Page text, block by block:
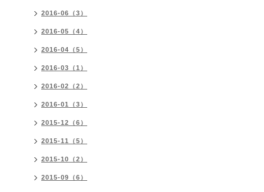
2016-06（3）
2016-05（4）
2016-04（5）
2016-03（1）
2016-02（2）
2016-01（3）
2015-12（6）
2015-11（5）
2015-10（2）
2015-09（6）